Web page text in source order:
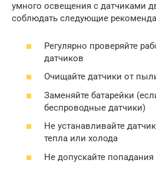
умного освещения с датчиками
соблюдать следующие
Регулярно проверяйте
датчиков
Очищайте датчики от
Заменяйте батарейки
беспроводные датчики)
Не устанавливайте
тепла или холода
Не допускайте попадания